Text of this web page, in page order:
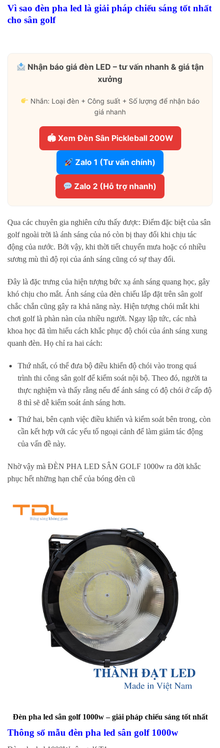
Vì sao đèn pha led là giải pháp chiếu sáng tốt nhất
cho sân golf
Nhận báo giá đèn LED – tư vấn nhanh & giá tận
xưởng
Nhắn: Loại đèn + Công suất + Số lượng để nhận báo
giá nhanh
🏟 Xem Đèn Sân Pickleball 200W
Zalo 1 (Tư vấn chính)
Zalo 2 (Hỗ trợ nhanh)
Qua các chuyên gia nghiên cứu thấy được: Điểm đặc biệt của sân
golf ngoài trời là ánh sáng của nó còn bị thay đổi khi chịu tác
động của nước. Bởi vậy, khi thời tiết chuyển mưa hoặc có nhiều
sương mù thì độ rọi của ánh sáng cũng có sự thay đổi.
Đây là đặc trưng của hiện tượng bức xạ ánh sáng quang học, gây
khó chịu cho mắt. Ánh sáng của đèn chiếu lắp đặt trên sân golf
chắc chắn cũng gây ra khả năng này. Hiện tượng chói mắt khi
chơi golf là phàn nàn của nhiều người. Ngay lập tức, các nhà
khoa học đã tìm hiểu cách khắc phục độ chói của ánh sáng xung
quanh đèn. Họ chỉ ra hai cách:
Thứ nhất, có thể đưa bộ điều khiển độ chói vào trong quá
trình thi công sân golf để kiểm soát nội bộ. Theo đó, người ta
thực nghiệm và thấy rằng nếu để ánh sáng có độ chói ở cấp độ
8 thì sẽ dễ kiểm soát ánh sáng hơn.
Thứ hai, bên cạnh việc điều khiển và kiểm soát bên trong, còn
cần kết hợp với các yếu tố ngoại cảnh để làm giảm tác động
của vấn đề này.
Nhờ vậy mà ĐÈN PHA LED SÂN GOLF 1000w ra đời khắc
phục hết những hạn chế của bóng đèn cũ
Đèn pha led sân golf 1000w – giải pháp chiếu sáng tốt nhất
Thông số mẫu đèn pha led sân golf 1000w